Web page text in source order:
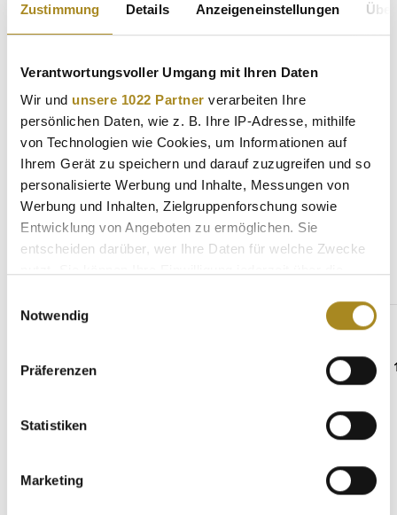
Zustimmung Details Anzeigeneinstellungen
Verantwortungsvoller Umgang mit Ihren Daten
Wir und unsere 1022 Partner verarbeiten Ihre
persönlichen Daten, wie z. B. Ihre IP-Adresse, mithilfe
von Technologien wie Cookies, um Informationen auf
Ihrem Gerät zu speichern und darauf zuzugreifen und so
personalisierte Werbung und Inhalte, Messungen von
Werbung und Inhalten, Zielgruppenforschung sowie
Entwicklung von Angeboten zu ermöglichen. Sie
entscheiden darüber, wer Ihre Daten für welche Zwecke
Trigger Symbol ändern oder widerrufen
Informationen über Ihre geografische Lage
können
bestimmten Merkmalen (Fingerprinting) identifizieren
Erfahren Sie mehr darüber, wie Ihre persönlichen Daten
Notwendig
Präferenzen
Statistiken
Marketing
Die 3 x 1 g Gold Geschenkkarte "Herzlichen Glückwunsch
zur Geburt" ist ein exquisites Geschenk, das Ihre Freude
Eigenschaften
Hersteller
Weitere Angebote